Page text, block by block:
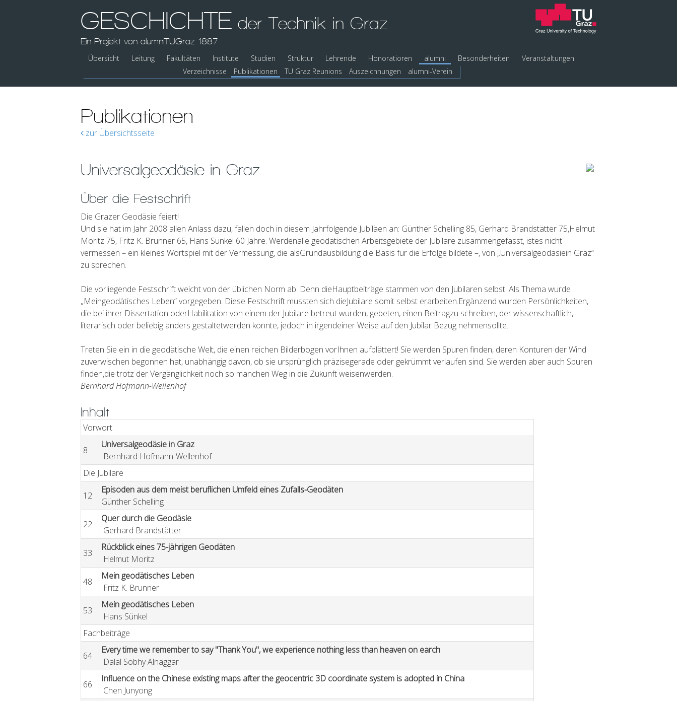
GESCHICHTE der Technik in Graz
Ein Projekt von alumniTUGraz 1887
Übersicht Leitung Fakultäten Institute Studien Struktur Lehrende Honoratioren alumni Besonderheiten
Veranstaltungen
Verzeichnisse
Publikationen TU Graz Reunions Auszeichnungen alumni-Verein
Publikationen
zur Übersichtsseite
Universalgeodäsie in Graz
Über die Festschrift
Die Grazer Geodäsie feiert!
Und sie hat im Jahr 2008 allen Anlass dazu, fallen doch in diesem Jahrfolgende Jubiläen an: Günther Schelling 85, Gerhard Brandstätter 75,Helmut
Moritz 75, Fritz K. Brunner 65, Hans Sünkel 60 Jahre. Werdenalle geodätischen Arbeitsgebiete der Jubilare zusammengefasst, istes nicht
vermessen – ein kleines Wortspiel mit der Vermessung, die alsGrundausbildung die Basis für die Erfolge bildete –, von „Universalgeodäsiein Graz“
zu sprechen.
Die vorliegende Festschrift weicht von der üblichen Norm ab. Denn dieHauptbeiträge stammen von den Jubilaren selbst. Als Thema wurde
„Meingeodätisches Leben“ vorgegeben. Diese Festschrift mussten sich dieJubilare somit selbst erarbeiten.Ergänzend wurden Persönlichkeiten,
die bei ihrer Dissertation oderHabilitation von einem der Jubilare betreut wurden, gebeten, einen Beitragzu schreiben, der wissenschaftlich,
literarisch oder beliebig anders gestaltetwerden konnte, jedoch in irgendeiner Weise auf den Jubilar Bezug nehmensollte.
Treten Sie ein in die geodätische Welt, die einen reichen Bilderbogen vorIhnen aufblättert! Sie werden Spuren finden, deren Konturen der Wind
zuverwischen begonnen hat, unabhängig davon, ob sie ursprünglich präzisegerade oder gekrümmt verlaufen sind. Sie werden aber auch Spuren
finden,die trotz der Vergänglichkeit noch so manchen Weg in die Zukunft weisenwerden.
Bernhard Hofmann-Wellenhof
Inhalt
Vorwort
8
Universalgeodäsie in Graz
Bernhard Hofmann-Wellenhof
Die Jubilare
12
Episoden aus dem meist beruflichen Umfeld eines Zufalls-Geodäten
Günther Schelling
22
Quer durch die Geodäsie
Gerhard Brandstätter
33
Rückblick eines 75-jährigen Geodäten
Helmut Moritz
48
Mein geodätisches Leben
Fritz K. Brunner
53
Mein geodätisches Leben
Hans Sünkel
Fachbeiträge
64
Every time we remember to say "Thank You", we experience nothing less than heaven on earch
Dalal Sobhy Alnaggar
66
Influence on the Chinese existing maps after the geocentric 3D coordinate system is adopted in China
Chen Junyong